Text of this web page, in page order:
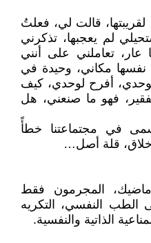
قالت لي، فعلتُ
لم يعجبها، تذكرني
عار، تعاملني على أنني
نفسها مكاني، وحيدة في
أفرح لوحدي، كيف
فهو ما صنعني، هل
في مجتماعتنا خطأً
قلة أصل…
المجرمون فقط
الطب النفسي، التكريه
الذاتية والنفسية.